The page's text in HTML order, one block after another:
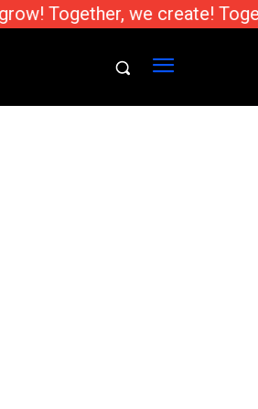
Together, we create!